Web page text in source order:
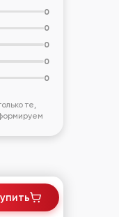
0
0
0
0
0
те,